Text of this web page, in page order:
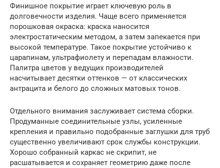
Финишное покрытие играет ключевую роль в
долговечности изделия. Чаще всего применяется
порошковая окраска: краска наносится
электростатическим методом, а затем запекается при
высокой температуре. Такое покрытие устойчиво к
царапинам, ультрафиолету и перепадам влажности.
Палитра цветов у ведущих производителей
насчитывает десятки оттенков — от классических
антрацита и белого до сложных матовых тонов.
Отдельного внимания заслуживает система сборки.
Продуманные соединительные узлы, усиленные
крепления и правильно подобранные заглушки для труб
существенно увеличивают срок службы конструкции.
Хорошо собранный каркас не скрипит, не
расшатывается и сохраняет геометрию даже после